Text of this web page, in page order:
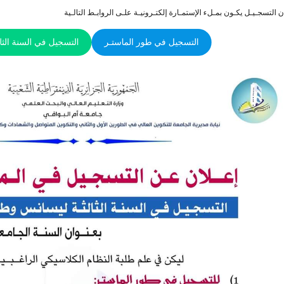
أن التسجـيـل يكـون بمـلء الإستمـارة إلكتـرونيـة علـى الروابـط التالـية
التسجيل في طور الماستـر التسجيل في السنة